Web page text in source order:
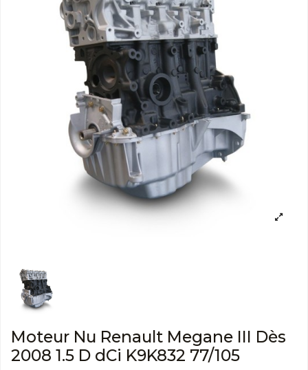
Moteur Nu Renault Megane III Dès
2008 1.5 D dCi K9K832 77/105